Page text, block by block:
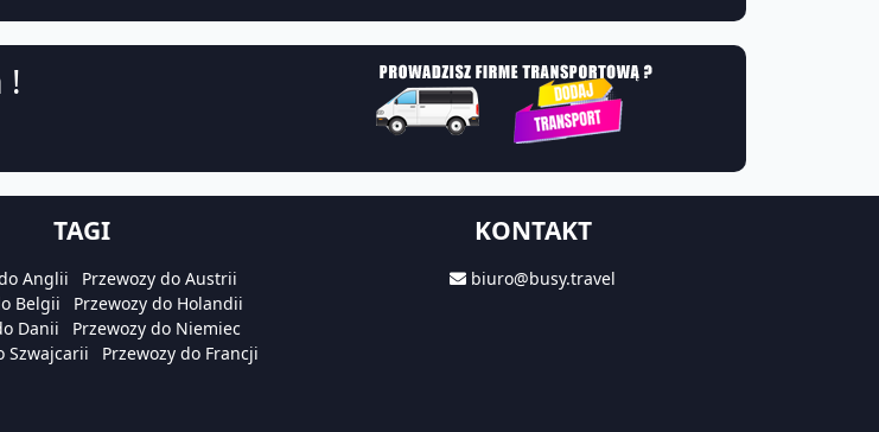
!
TAGI
Anglii
Przewozy do Austrii
Belgii
Przewozy do Holandii
Danii
Przewozy do Niemiec
Szwajcarii
Przewozy do Francji
KONTAKT
biuro@busy.travel